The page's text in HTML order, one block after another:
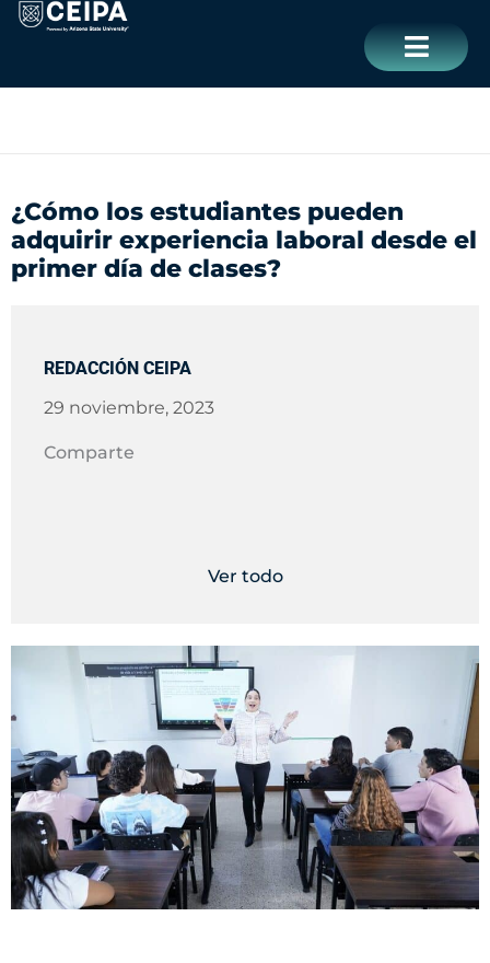
contenido
¿Cómo los estudiantes pueden
adquirir experiencia laboral desde el
primer día de clases?
REDACCIÓN CEIPA
29 noviembre, 2023
Comparte
Ver todo